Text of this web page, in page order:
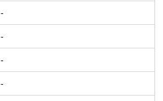
-
-
-
-